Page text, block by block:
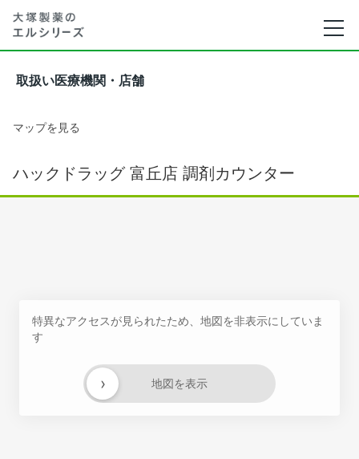
取扱い医療機関・店舗
マップを見る
ハックドラッグ 富丘店 調剤カウンター
特異なアクセスが見られたため、地図を非表示にしていま
す
地図を表示
›